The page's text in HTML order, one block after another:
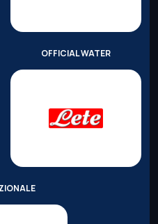
OFFICIAL WATER